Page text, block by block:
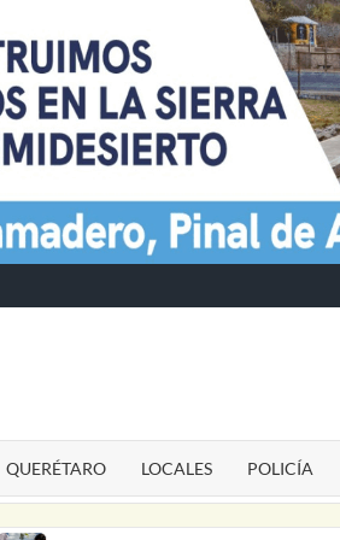
QUERÉTARO LOCALES POLICÍA